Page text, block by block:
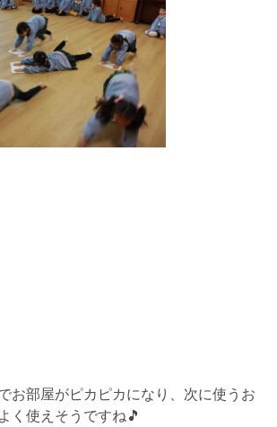
お部屋がピカピカになり、次に使うお
く使えそうですね🎵